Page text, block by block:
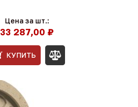
Цена за шт.:
33 287,00 ₽
КУПИТЬ